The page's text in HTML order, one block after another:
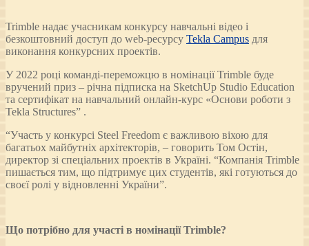
Trimble надає учасникам конкурсу навчальні відео і
безкоштовний доступ до web-ресурсу Tekla Campus для
виконання конкурсних проектів.
У 2022 році команді-переможцю в номінації Trimble буде
вручений приз – річна підписка на SketchUp Studio Education
та сертифікат на навчальний онлайн-курс «Основи роботи з
Tekla Structures” .
“Участь у конкурсі Steel Freedom є важливою віхою для
багатьох майбутніх архітекторів, – говорить Том Остін,
директор зі спеціальних проектів в Україні. “Компанія Trimble
пишається тим, що підтримує цих студентів, які готуються до
своєї ролі у відновленні України”.
Що потрібно для участі в номінації Trimble?